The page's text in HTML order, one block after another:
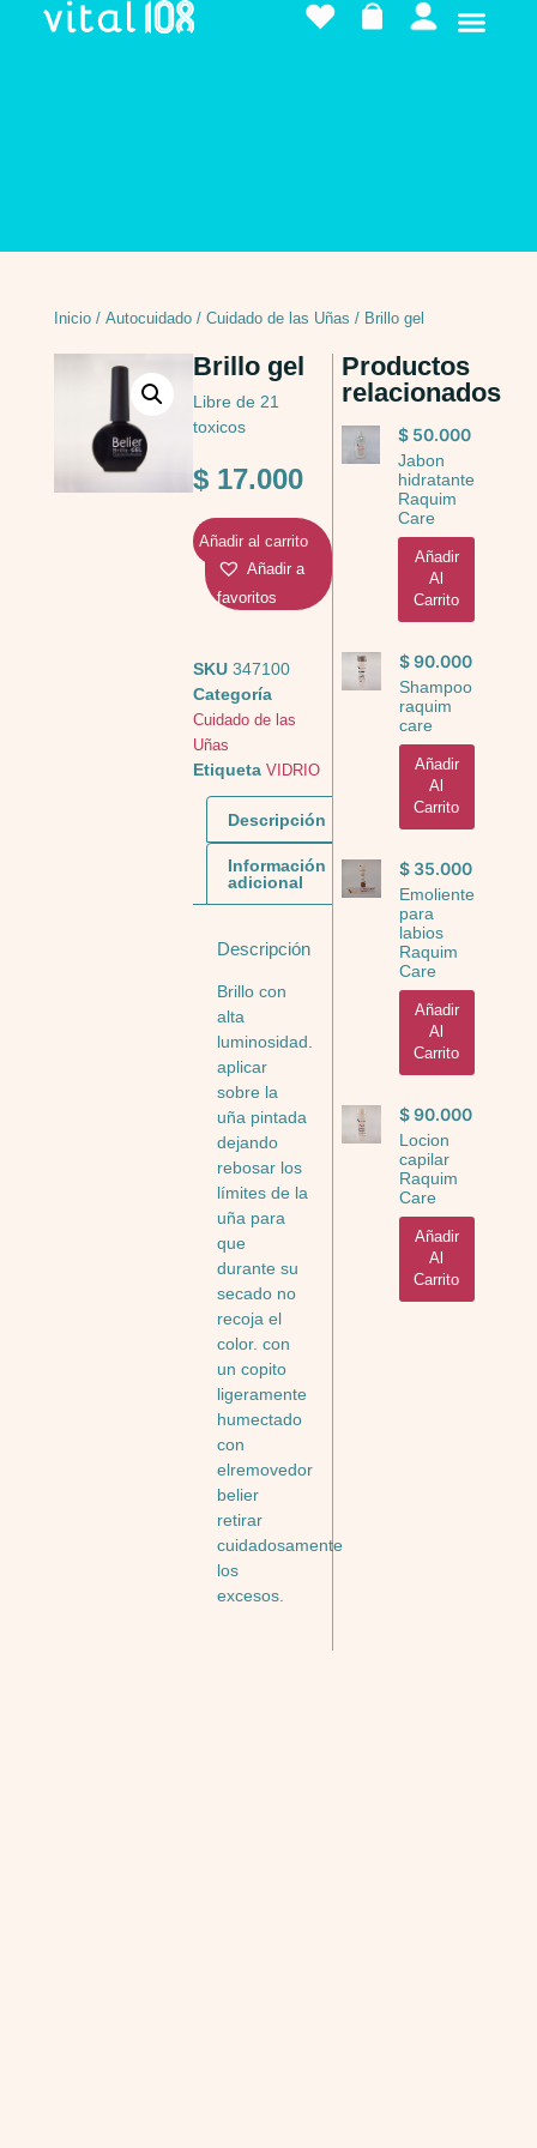
Inicio/ Autocuidado/ Cuidado de las Uñas / Brillo gel
Brillo gel
Libre de 21
toxicos
$17.000
Añadir al carrito
Añadir a
favoritos
SKU 347100
Categoría
Cuidado de las
Uñas
Etiqueta VIDRIO
Descripción
Información
adicional
Descripción
Brillo con
alta
luminosidad.
aplicar
sobre la
uña pintada
dejando
rebosar los
límites de la
uña para
que
durante su
secado no
recoja el
color. con
un copito
ligeramente
humectado
con
elremovedor
belier
retirar
cuidadosamente
los
excesos.
Productos
relacionados
$ 50.000
Jabon
hidratante
Raquim
Care
Añadir
Al
Carrito
$90.000
Shampoo
raquim
care
Añadir
Al
Carrito
$35.000
Emoliente
para
labios
Raquim
Care
Añadir
Al
Carrito
$90.000
Locion
capilar
Raquim
Care
Añadir
Al
Carrito